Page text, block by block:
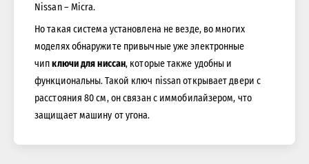
Nissan – Micra.
Но такая система установлена не везде, во многих
моделях обнаружите привычные уже электронные
чипключи для ниссан, которые также удобны и
функциональны. Такой ключ nissan открывает двери с
расстояния 80 см, он связан с иммобилайзером, что
защищает машину от угона.